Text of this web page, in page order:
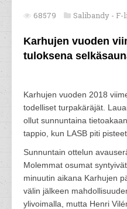
68579 Salibandy - F-
Karhujen vuoden
tuloksena
Karhujen vuoden 2018
todelliset turpakäräjät.
ollut sunnuntaina
tappio, kun LASB piti
Sunnuntain ottelun
Molemmat osumat
minuutin aikana Karhujen
välin jälkeen
ylivoimalla, mutta Henri